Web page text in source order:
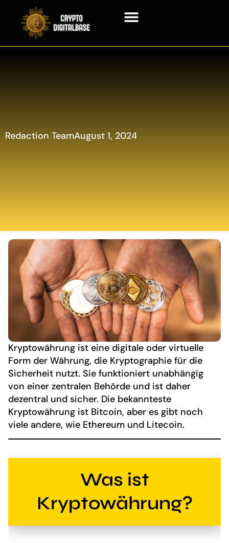
Redaction TeamAugust 1, 2024
Kryptowährung ist eine digitale oder virtuelle
Form der Währung, die Kryptographie für die
Sicherheit nutzt. Sie funktioniert unabhängig
von einer zentralen Behörde und ist daher
dezentral und sicher. Die bekannteste
Kryptowährung ist Bitcoin, aber es gibt noch
viele andere, wie Ethereum und Litecoin.
Was ist
Kryptowährung?